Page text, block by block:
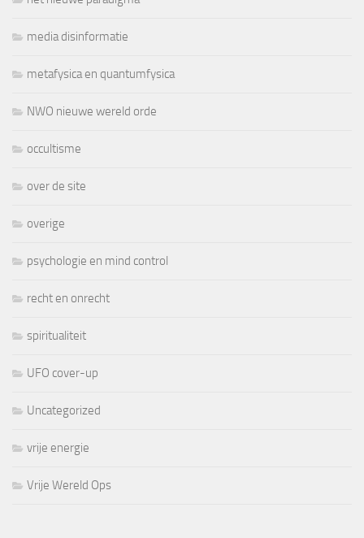
media disinformatie
metafysica en quantumfysica
NWO nieuwe wereld orde
occultisme
over de site
overige
psychologie en mind control
recht en onrecht
spiritualiteit
UFO cover-up
Uncategorized
vrije energie
Vrije Wereld Ops